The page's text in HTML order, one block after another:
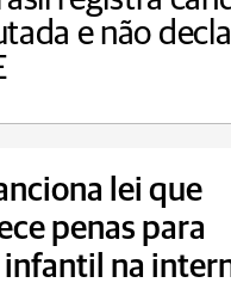
e não
lei que
penas para
infantil na